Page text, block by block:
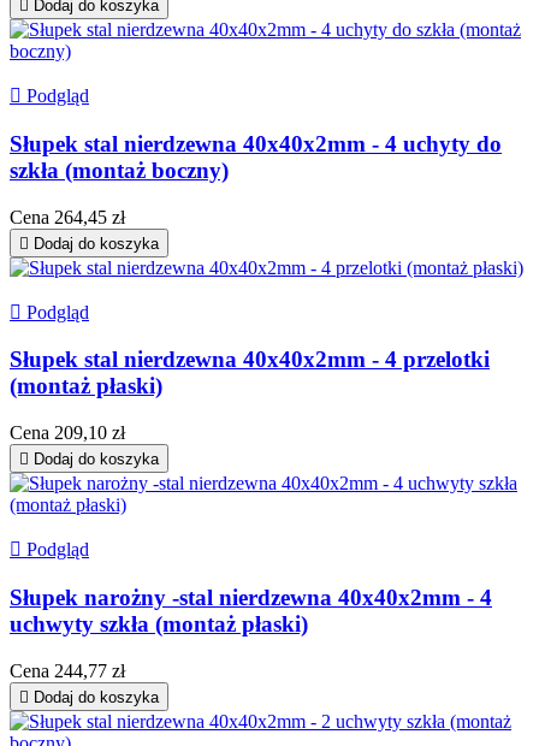
 Dodaj do koszyka
 Podgląd
Słupek stal nierdzewna 40x40x2mm - 4 uchyty do
szkła (montaż boczny)
Cena 264,45 zł
 Dodaj do koszyka
 Podgląd
Słupek stal nierdzewna 40x40x2mm - 4 przelotki
(montaż płaski)
Cena 209,10 zł
 Dodaj do koszyka
 Podgląd
Słupek narożny -stal nierdzewna 40x40x2mm - 4
uchwyty szkła (montaż płaski)
Cena 244,77 zł
 Dodaj do koszyka